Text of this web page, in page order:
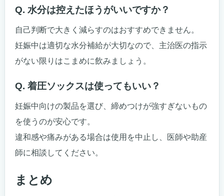
Q. 水分は控えたほうがいいですか？
自己判断で大きく減らすのはおすすめできません。
妊娠中は適切な水分補給が大切なので、主治医の指示
がない限りはこまめに飲みましょう。
Q. 着圧ソックスは使ってもいい？
妊娠中向けの製品を選び、締めつけが強すぎないもの
を使うのが安心です。
違和感や痛みがある場合は使用を中止し、医師や助産
師に相談してください。
まとめ